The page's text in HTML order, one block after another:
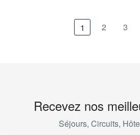
1 2 3
Recevez nos
Séjours, Circuits,